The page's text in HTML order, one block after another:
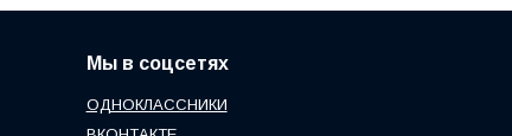
Мы в соцсетях
ОДНОКЛАССНИКИ